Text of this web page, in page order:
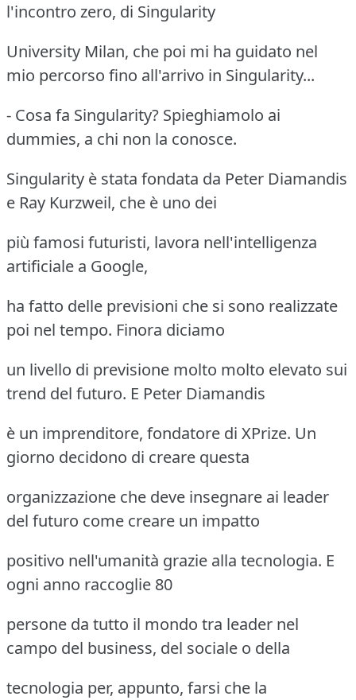
l'incontro zero, di Singularity
University Milan, che poi mi ha guidato nel
mio percorso fino all'arrivo in Singularity...
- Cosa fa Singularity? Spieghiamolo ai
dummies, a chi non la conosce.
Singularity è stata fondata da Peter Diamandis
e Ray Kurzweil, che è uno dei
più famosi futuristi, lavora nell'intelligenza
artificiale a Google,
ha fatto delle previsioni che si sono realizzate
poi nel tempo. Finora diciamo
un livello di previsione molto molto elevato sui
trend del futuro. E Peter Diamandis
è un imprenditore, fondatore di XPrize. Un
giorno decidono di creare questa
organizzazione che deve insegnare ai leader
del futuro come creare un impatto
positivo nell'umanità grazie alla tecnologia. E
ogni anno raccoglie 80
persone da tutto il mondo tra leader nel
campo del business, del sociale o della
tecnologia per, appunto, farsi che la